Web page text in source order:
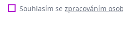
Souhlasím se zpracováním